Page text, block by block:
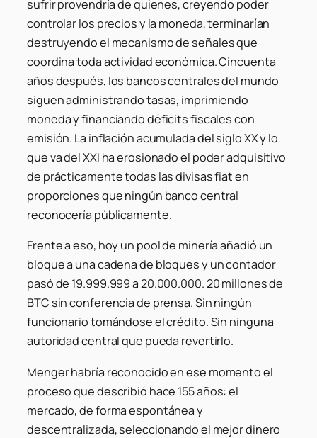
sufrir provendría de quienes, creyendo poder
controlar los precios y la moneda, terminarían
destruyendo el mecanismo de señales que
coordina toda actividad económica. Cincuenta
años después, los bancos centrales del mundo
siguen administrando tasas, imprimiendo
moneda y financiando déficits fiscales con
emisión. La inflación acumulada del siglo XX y lo
que va del XXI ha erosionado el poder adquisitivo
de prácticamente todas las divisas fiat en
proporciones que ningún banco central
reconocería públicamente.
Frente a eso, hoy un pool de minería añadió un
bloque a una cadena de bloques y un contador
pasó de 19.999.999 a 20.000.000. 20 millones de
BTC sin conferencia de prensa. Sin ningún
funcionario tomándose el crédito. Sin ninguna
autoridad central que pueda revertirlo.
Menger habría reconocido en ese momento el
proceso que describió hace 155 años: el
mercado, de forma espontánea y
descentralizada, seleccionando el mejor dinero